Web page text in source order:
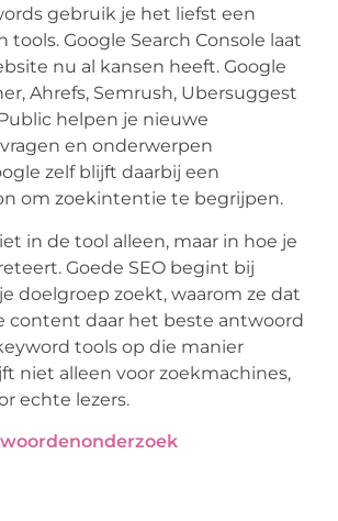
gebruik je het liefst een
tools. Google Search Console laat
nu al kansen heeft. Google
Ahrefs, Semrush, Ubersuggest
helpen je nieuwe
en onderwerpen
zelf blijft daarbij een
om zoekintentie te begrijpen.
in de tool alleen, maar in hoe je
Goede SEO begint bij
doelgroep zoekt, waarom ze dat
content daar het beste antwoord
tools op die manier
niet alleen voor zoekmachines,
echte lezers.